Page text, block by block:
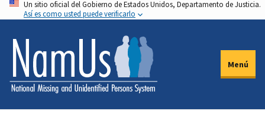
Pasar
al
contenido
principal
Un sitio oficial del Gobierno de Estados Unidos, Departamento de Justicia.
Así es como usted puede verificarlo
Menú